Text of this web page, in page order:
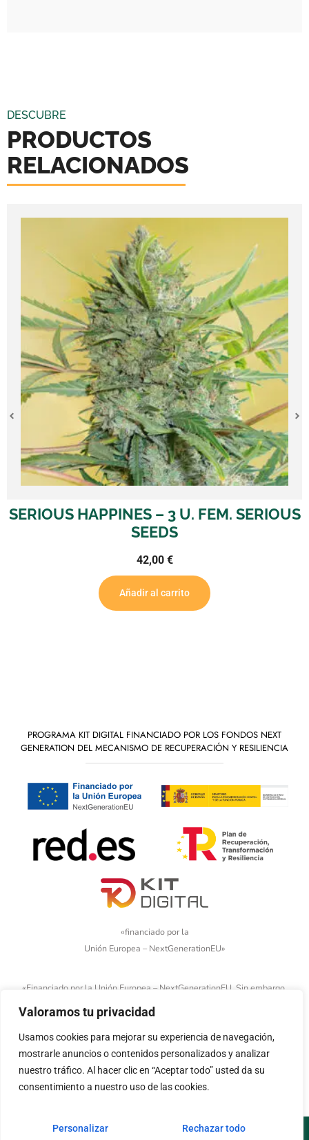
Valoramos tu privacidad
Usamos cookies para mejorar su experiencia de navegación,
mostrarle anuncios o contenidos personalizados y analizar
nuestro tráfico. Al hacer clic en “Aceptar todo” usted da su
consentimiento a nuestro uso de las cookies.
Personalizar Rechazar todo
DESCUBRE
PRODUCTOS
RELACIONADOS
AK 47 – 3 U. FEM. SERIOUS
Añadir al carrito
PROGRAMA KIT DIGITAL FINANCIADO POR LOS FONDOS NEXT
GENERATION DEL MECANISMO DE RECUPERACIÓN Y RESILIENCIA
«financiado por la
Unión Europea – NextGenerationEU»
«Financiado por la Unión Europea – NextGenerationEU. Sin embargo,
los puntos de vista y las opiniones expresadas son únicamente los
del autor o autores y no reflejan necesariamente los de la Unión
Europea o la Comisión Europea. Ni la Unión Europea ni la Comisión
Europea pueden ser consideradas responsables de las mismas»